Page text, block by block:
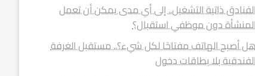
الفنادق ذاتية التشغيل.. إلى أي مدى يمكن أن تعمل
المنشأة دون موظفي استقبال؟
هل أصبح الهاتف مفتاحًا لكل شيء؟.. مستقبل الغرفة
الفندقية بلا بطاقات دخول